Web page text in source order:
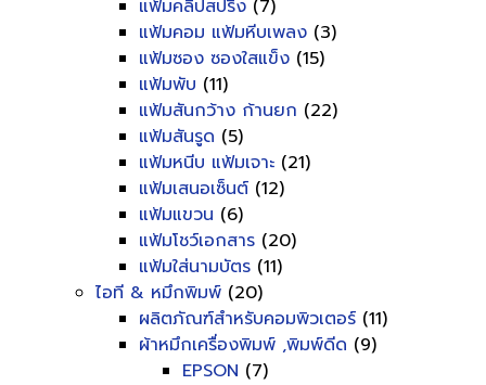
แฟ้มคลิปสปริง (7)
แฟ้มคอม แฟ้มหีบเพลง (3)
แฟ้มซอง ซองใสแข็ง (15)
แฟ้มพับ (11)
แฟ้มสันกว้าง ก้านยก (22)
แฟ้มสันรูด (5)
แฟ้มหนีบ แฟ้มเจาะ (21)
แฟ้มเสนอเซ็นต์ (12)
แฟ้มแขวน (6)
แฟ้มโชว์เอกสาร (20)
แฟ้มใส่นามบัตร (11)
ไอที & หมึกพิมพ์ (20)
ผลิตภัณฑ์สำหรับคอมพิวเตอร์ (11)
ผ้าหมึกเครื่องพิมพ์ ,พิมพ์ดีด (9)
EPSON (7)